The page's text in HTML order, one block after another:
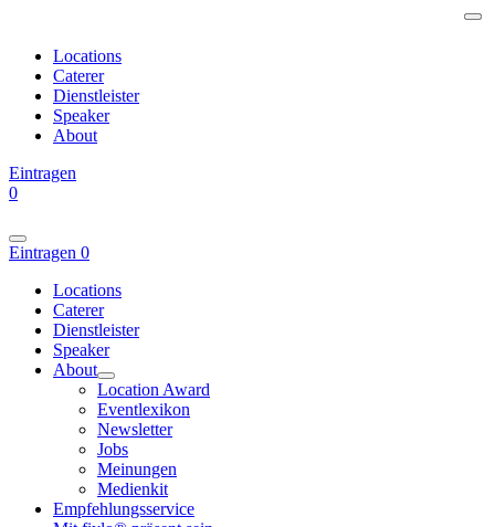
Locations
Caterer
Dienstleister
Speaker
About
Eintragen
0
Eintragen 0
Locations
Caterer
Dienstleister
Speaker
About
Location Award
Eventlexikon
Newsletter
Jobs
Meinungen
Medienkit
Empfehlungsservice